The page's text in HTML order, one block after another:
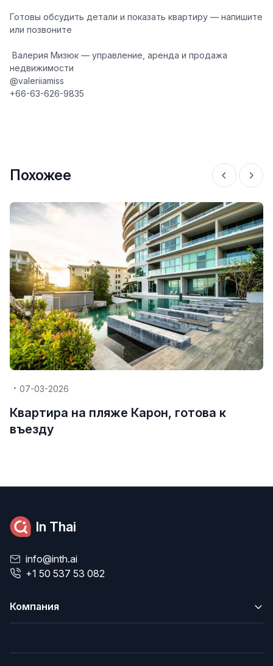
Готовы обсудить детали и показать квартиру — напишите
или позвоните
Валерия Мизюк — управление, аренда и продажа
недвижимости
@valeriiamiss
️+66-63-626-9835
Похожее
07-03-2026
Квартира на пляже Карон, готова к
въезду
In Thai
info@inth.ai
+1 50 537 53 082
Компания